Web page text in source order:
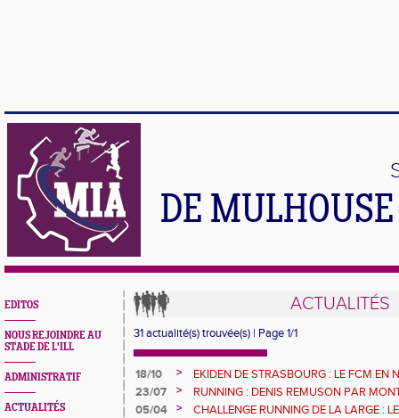
DE
EDITOS
NOUS REJOINDRE AU
STADE DE L'ILL
ADMINISTRATIF
ACTUALITÉS
ACTUALITÉS
31 actualité(s) trouvée(s) | Page 1/1
18/10 >
EKIDEN DE STRASBOURG : LE FCM EN
23/07
>
RUNNING : DENIS REMUSON PAR
05/04
>
CHALLENGE RUNNING DE LA LARGE :